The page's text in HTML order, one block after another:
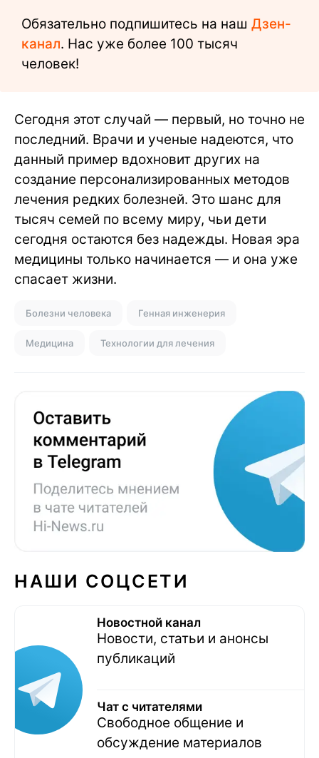
Обязательно подпишитесь на наш Дзен-
канал. Нас уже более 100 тысяч
человек!
Сегодня этот случай — первый, но точно не
последний. Врачи и ученые надеются, что
данный пример вдохновит других на
создание персонализированных методов
лечения редких болезней. Это шанс для
тысяч семей по всему миру, чьи дети
сегодня остаются без надежды. Новая эра
медицины только начинается — и она уже
спасает жизни.
Болезни человека Генная инженерия
Медицина Технологии для лечения
НАШИ СОЦСЕТИ
Новостной канал
Новости, статьи и анонсы
публикаций
Чат с читателями
Свободное общение и
обсуждение материалов